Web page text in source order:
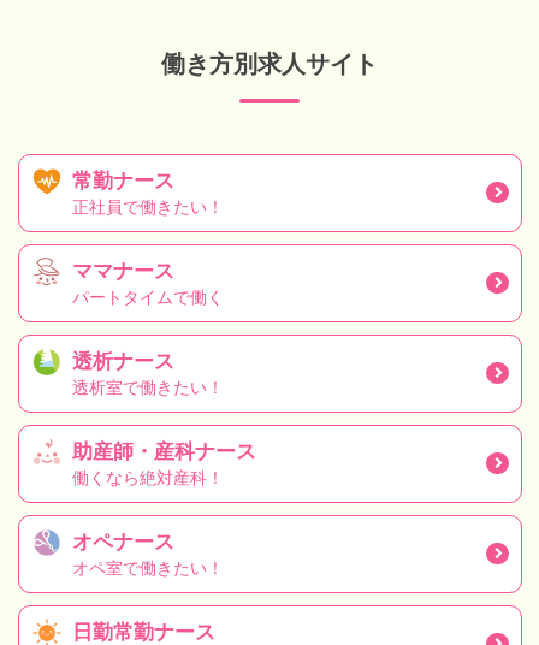
働き方別求人サイト
常勤ナース
正社員で働きたい！
ママナース
パートタイムで働く
透析ナース
透析室で働きたい！
助産師・産科ナース
働くなら絶対産科！
オペナース
オペ室で働きたい！
日勤常勤ナース